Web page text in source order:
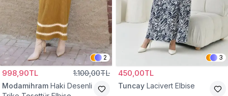
2
998,90TL 1.100,00TL
Modamihram Haki Desenli
3
450,00TL
Tuncay Lacivert Elbise